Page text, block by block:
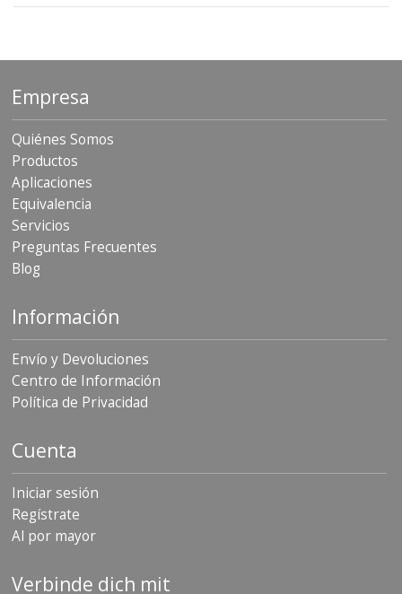
Empresa
Quiénes Somos
Productos
Aplicaciones
Equivalencia
Servicios
Preguntas Frecuentes
Blog
Información
Envío y Devoluciones
Centro de Información
Política de Privacidad
Cuenta
Iniciar sesión
Regístrate
Al por mayor
Verbinde dich mit